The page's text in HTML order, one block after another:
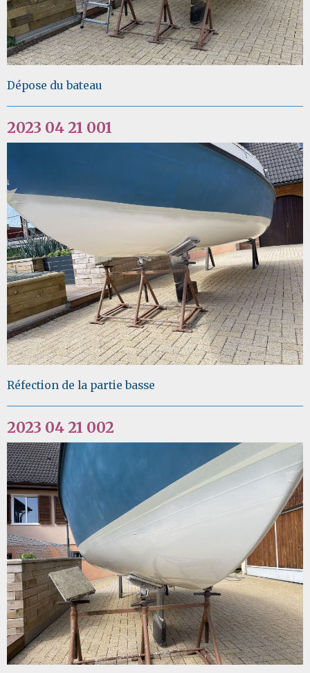
Dépose du bateau
2023 04 21 001
Réfection de la partie basse
2023 04 21 002